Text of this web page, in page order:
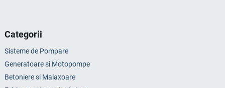
Categorii
Sisteme de Pompare
Generatoare si Motopompe
Betoniere si Malaxoare